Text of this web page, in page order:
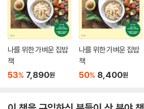
감자봤수란
한식 브런찜
초코 모찌 맛있찌
이것이 원윌이닭
LA 떡다져스
옥돔이 맛있돔
허달달
나를 위한 가벼운 집밥
책
53% 7,890원
나를 위한 가벼운 집밥
책
50% 8,400원